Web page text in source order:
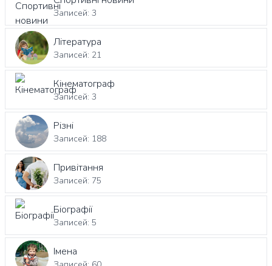
Записей: 3
Література
Записей: 21
Кінематограф
Записей: 3
Різні
Записей: 188
Привітання
Записей: 75
Біографії
Записей: 5
Імена